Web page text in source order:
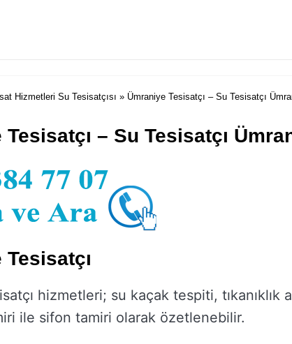
Hizmetleri Su Tesisatçısı » Ümraniye Tesisatçı – Su Tesisatçı
– Su Tesisatçı
hizmetleri; su kaçak tespiti,
ile sifon tamiri olarak özetlenebilir.